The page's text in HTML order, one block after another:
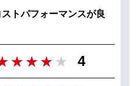
トパフォーマンスが良
4